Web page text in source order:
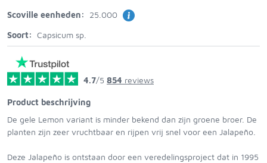
Scoville eenheden:
25.000
Soort: Capsicum sp.
4.7/5 854 reviews
Product beschrijving
De gele Lemon variant is minder bekend dan zijn groene broer. De
planten zijn zeer vruchtbaar en rijpen vrij snel voor een Jalapeño.
Deze Jalapeño is ontstaan door een veredelingsproject dat in 1995